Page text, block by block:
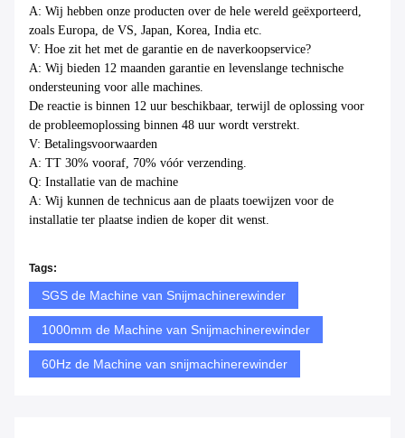
A: Wij hebben onze producten over de hele wereld geëxporteerd,
zoals Europa, de VS, Japan, Korea, India etc.
V: Hoe zit het met de garantie en de naverkoopservice?
A: Wij bieden 12 maanden garantie en levenslange technische
ondersteuning voor alle machines.
De reactie is binnen 12 uur beschikbaar, terwijl de oplossing voor
de probleemoplossing binnen 48 uur wordt verstrekt.
V: Betalingsvoorwaarden
A: TT 30% vooraf, 70% vóór verzending.
Q: Installatie van de machine
A: Wij kunnen de technicus aan de plaats toewijzen voor de
installatie ter plaatse indien de koper dit wenst.
Tags:
SGS de Machine van Snijmachinerewinder
1000mm de Machine van Snijmachinerewinder
60Hz de Machine van snijmachinerewinder